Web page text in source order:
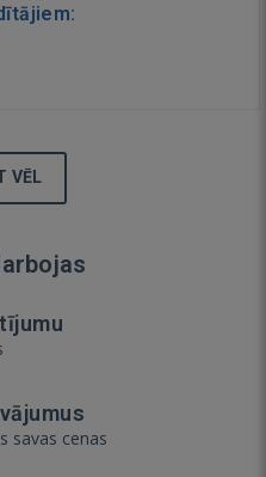
VĒL
savas cenas